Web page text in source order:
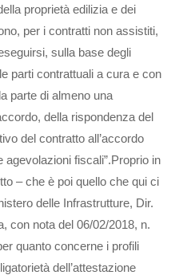
proprietà edilizia e dei
per i contratti non assistiti,
sulla base degli
parti contrattuali a cura e con
parte di almeno una
della rispondenza del
del contratto all’accordo
fiscali”.Proprio in
– che è poi quello che qui ci
delle Infrastrutture, Dir.
con nota del 06/02/2018, n.
quanto concerne i profili
dell’attestazione